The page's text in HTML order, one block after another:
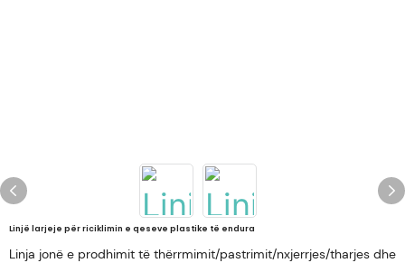
Linjë larjeje për riciklimin e qeseve plastike të endura
Linja jonë e prodhimit të thërrmimit/pastrimit/nxjerrjes/tharjes dhe